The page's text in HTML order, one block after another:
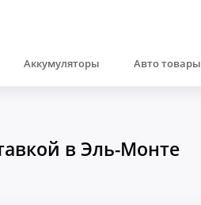
Аккумуляторы Авто товары
в Эль-Монте